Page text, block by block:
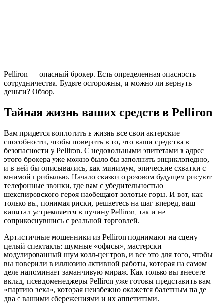
Pelliron — опасный брокер. Есть определенная опасность
сотрудничества. Будьте осторожны, и можно ли вернуть
деньги? Обзор.
Тайная жизнь ваших средств в Pelliron
Вам придется воплотить в жизнь все свои актерские
способности, чтобы поверить в то, что ваши средства в
безопасности у Pelliron. С недовольными эпитетами в адрес
этого брокера уже можно было бы заполнить энциклопедию,
и в ней бы описывались, как минимум, эпические схватки с
мнимой прибылью. Начало сказки о розовом будущем рисуют
телефонные звонки, где вам с убедительностью
шекспировского героя наобещают золотые горы. И вот, как
только вы, понимая риски, решаетесь на шаг вперед, ваш
капитал устремляется в пучину Pelliron, так и не
соприкоснувшись с реальной торговлей.
Артистичные мошенники из Pelliron поднимают на сцену
целый спектакль: шумные «офисы», мастерски
модулированный шум колл-центров, и все это для того, чтобы
вы поверили в иллюзию активной работы, которая на самом
деле напоминает заманчивую мираж. Как только вы внесете
вклад, псевдоменеджеры Pelliron уже готовы представить вам
«партию века», которая неизбежно окажется балетным па де
два с вашими сбережениями и их аппетитами.